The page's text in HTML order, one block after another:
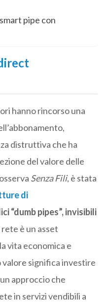
pipe con
hanno rincorso una
distruttiva che ha
del valore delle
Senza Fili, è stata
di
“dumb pipes”, invisibili
rete è un asset
vita economica e
significa investire
approccio che
in servizi vendibili a